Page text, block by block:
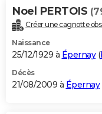
Noel PERTOIS
Créer une cagnotte
Naissance
25/12/1929 à Épernay(
Décès
21/08/2009 à Épernay